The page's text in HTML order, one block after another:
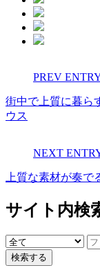
PREV
街中で上質に暮ら
ウス
NEXT
上質な素材が奏
サイト内検